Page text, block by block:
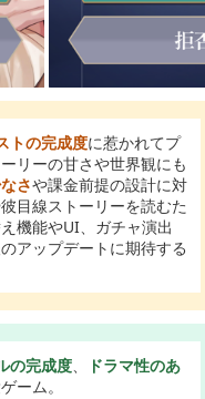
トの完成度に惹かれてプ
リーの甘さや世界観にも
さや課金前提の設計に対
目線ストーリーを読むた
機能やUI、ガチャ演出
アップデートに期待する
の完成度、
ドラマ性のあ
ーム。